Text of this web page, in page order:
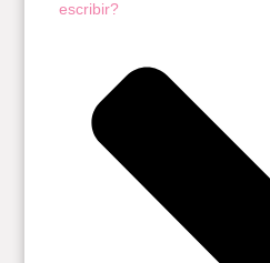
escribir?